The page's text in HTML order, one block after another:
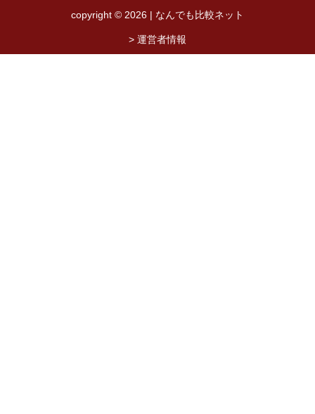
copyright © 2026 | なんでも比較ネット
> 運営者情報